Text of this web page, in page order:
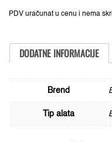
PDV uračunat u cenu i nema
DODATNE INFORMACIJE
Brend
Tip alata